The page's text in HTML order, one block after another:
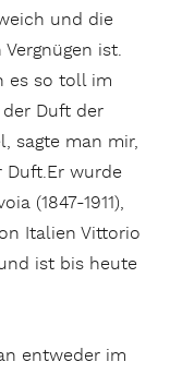
und die
ist.
es so toll im
Duft der
sagte man mir,
Duft.Er wurde
(1847-1911),
Italien Vittorio
ist bis heute
entweder im